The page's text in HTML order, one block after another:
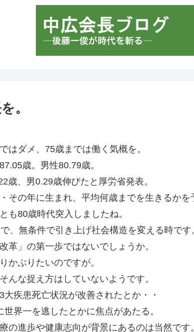
。
はダメ、75歳までは働く気概を。
歳。男性80.79歳。
歳、男0.29歳伸びたと厚労省発表。
その年に生まれ、平均何歳までを生きるかを
も80歳時代突入しましたね。
、無条件で引き上げ社会構造を変える時です
革」の第一歩ではないでしょうか。
かぶりたいのですが。
んな捉え方はしていないようです。
大疾患死亡状況が改善されたとか・・
界一を逃したとかに焦点があたる。
の進歩や健康志向が背景にあるのは当然です。